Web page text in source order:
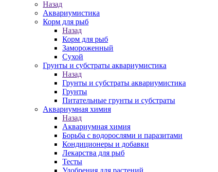
Назад
Аквариумистика
Корм для рыб
Назад
Корм для рыб
Замороженный
Сухой
Грунты и субстраты аквариумистика
Назад
Грунты и субстраты аквариумистика
Грунты
Питательные грунты и субстраты
Аквариумная химия
Назад
Аквариумная химия
Борьба с водорослями и паразитами
Кондиционеры и добавки
Лекарства для рыб
Тесты
Удобрения для растений